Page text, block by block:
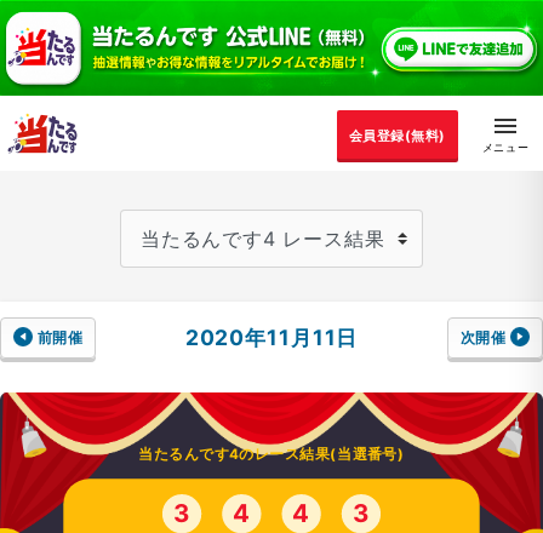
会員登録(無料)
前開催 2020年11月11日 次開催
当たるんです4のレース結果(当選番号)
3 4 4 3